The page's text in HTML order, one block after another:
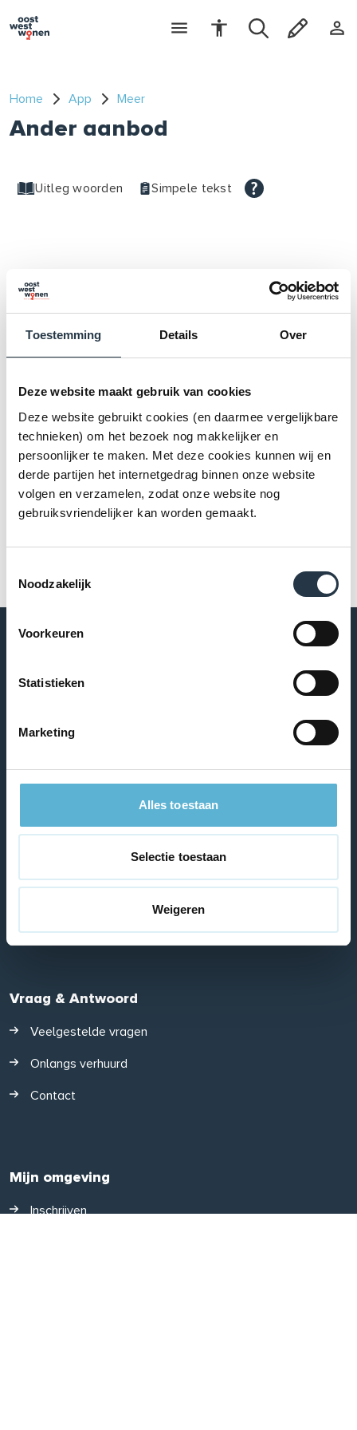
Toestemming Details Over
Deze website maakt gebruik van cookies
Deze website gebruikt cookies (en daarmee vergelijkbare
technieken) om het bezoek nog makkelijker en
persoonlijker te maken. Met deze cookies kunnen wij en
derde partijen het internetgedrag binnen onze website
volgen en verzamelen, zodat onze website nog
gebruiksvriendelijker kan worden gemaakt.
Noodzakelijk
Voorkeuren
Statistieken
Marketing
Alles toestaan
Selectie toestaan
Weigeren
Home App Meer
Ander aanbod
Uitleg woorden Simpele tekst
Welkom bij Oost West Wonen! U vindt hier het aanbod van
huur- en koopwoningen, garages en parkeerplaatsen.
Te huur
Parkeerplaatsen/garages
Tijdelijke huur
Vraag & Antwoord
Veelgestelde vragen
Onlangs verhuurd
Contact
Mijn omgeving
Inschrijven